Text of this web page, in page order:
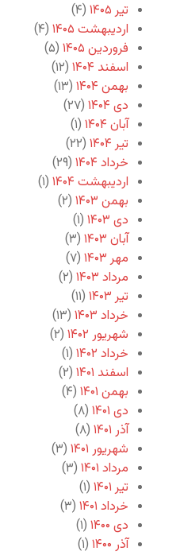
تیر ۱۴۰۵
(۴)
اردیبهشت ۱۴۰۵
(۴)
فروردین ۱۴۰۵
(۵)
اسفند ۱۴۰۴
(۱۲)
بهمن ۱۴۰۴
(۱۳)
دی ۱۴۰۴
(۲۷)
آبان ۱۴۰۴
(۱)
تیر ۱۴۰۴
(۲۲)
خرداد ۱۴۰۴
(۲۹)
اردیبهشت ۱۴۰۴
(۱)
بهمن ۱۴۰۳
(۲)
دی ۱۴۰۳
(۱)
آبان ۱۴۰۳
(۳)
مهر ۱۴۰۳
(۷)
مرداد ۱۴۰۳
(۲)
تیر ۱۴۰۳
(۱۱)
خرداد ۱۴۰۳
(۱۳)
شهریور ۱۴۰۲
(۲)
خرداد ۱۴۰۲
(۱)
اسفند ۱۴۰۱
(۲)
بهمن ۱۴۰۱
(۴)
دی ۱۴۰۱
(۸)
آذر ۱۴۰۱
(۸)
شهریور ۱۴۰۱
(۳)
مرداد ۱۴۰۱
(۳)
تیر ۱۴۰۱
(۱)
خرداد ۱۴۰۱
(۳)
دی ۱۴۰۰
(۱)
آذر ۱۴۰۰
(۱)